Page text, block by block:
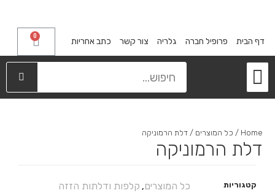
דף הבית פרופיל חברה גלריה צור קשר כתב אחריות
0
Home
/ כל המוצרים / דלת הרמוניקה
דלת הרמוניקה
קטגוריות כל המוצרים, קלפות ודלתות הזזה